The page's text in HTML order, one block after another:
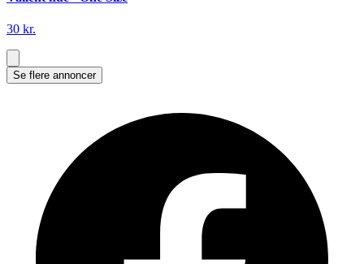
30 kr.
Se flere annoncer